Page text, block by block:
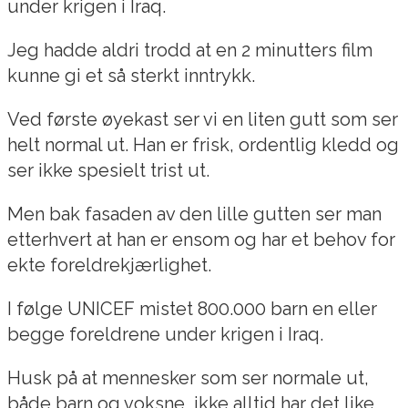
under krigen i Iraq.
Jeg hadde aldri trodd at en 2 minutters film
kunne gi et så sterkt inntrykk.
Ved første øyekast ser vi en liten gutt som ser
helt normal ut. Han er frisk, ordentlig kledd og
ser ikke spesielt trist ut.
Men bak fasaden av den lille gutten ser man
etterhvert at han er ensom og har et behov for
ekte foreldrekjærlighet.
I følge UNICEF mistet 800.000 barn en eller
begge foreldrene under krigen i Iraq.
Husk på at mennesker som ser normale ut,
både barn og voksne, ikke alltid har det like